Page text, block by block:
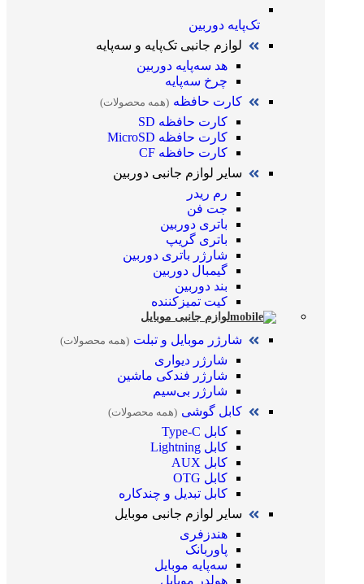
تک‌پایه دوربین
لوازم جانبی تک‌پایه و سه‌پایه
هد سه‌پایه دوربین
چرخ سه‌پایه
کارت حافظه (همه محصولات)
کارت حافظه SD
کارت حافظه MicroSD
کارت حافظه CF
سایر لوازم جانبی دوربین
رم ریدر
جت فن
باتری دوربین
باتری گریپ
شارژر باتری دوربین
گیمبال دوربین
بند دوربین
کیت تمیز‌کننده
لوازم جانبی موبایل
شارژر موبایل و تبلت (همه محصولات)
شارژر دیواری
شارژر فندکی ماشین
شارژر بی‌سیم
کابل گوشی (همه محصولات)
کابل Type-C
کابل Lightning
کابل AUX
کابل OTG
کابل تبدیل و چندکاره
سایر لوازم جانبی موبایل
هندزفری
پاوربانک
سه‌پایه موبایل
هولدر موبایل